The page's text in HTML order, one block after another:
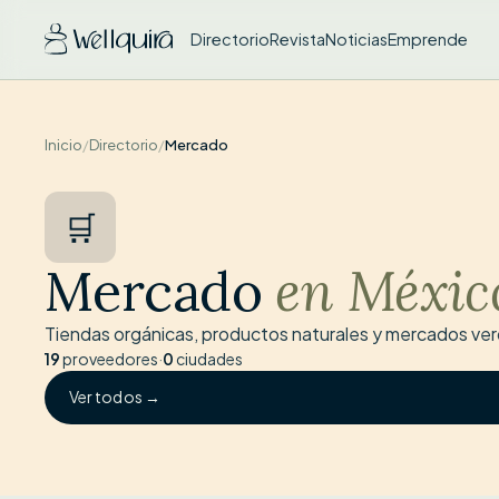
DirectorioRevistaNoticiasEmprende
Inicio/Directorio/Mercado
🛒
Mercado en
Tiendas orgánicas, productos naturales y mercados
19proveedores·0 ciudades
Ver todos →